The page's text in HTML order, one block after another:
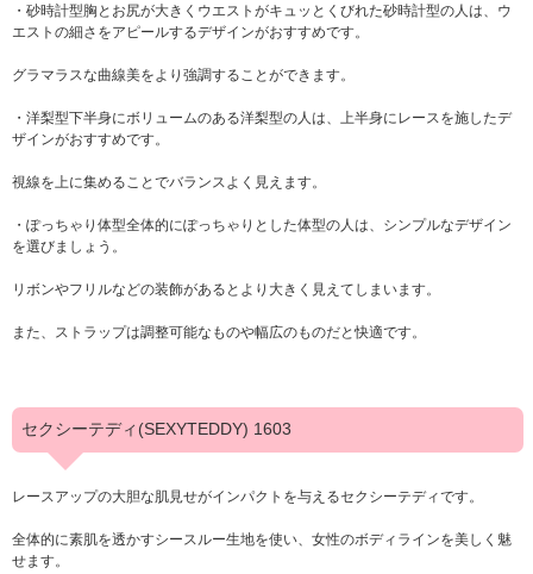
・砂時計型胸とお尻が大きくウエストがキュッとくびれた砂時計型の人は、ウ
エストの細さをアピールするデザインがおすすめです。
グラマラスな曲線美をより強調することができます。
・洋梨型下半身にボリュームのある洋梨型の人は、上半身にレースを施したデ
ザインがおすすめです。
視線を上に集めることでバランスよく見えます。
・ぽっちゃり体型全体的にぽっちゃりとした体型の人は、シンプルなデザイン
を選びましょう。
リボンやフリルなどの装飾があるとより大きく見えてしまいます。
また、ストラップは調整可能なものや幅広のものだと快適です。
セクシーテディ(SEXYTEDDY) 1603
レースアップの大胆な肌見せがインパクトを与えるセクシーテディです。
全体的に素肌を透かすシースルー生地を使い、女性のボディラインを美しく魅
せます。